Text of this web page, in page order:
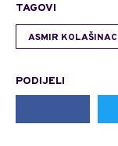
TAGOVI
ASMIR KOLAŠINAC
PODIJELI